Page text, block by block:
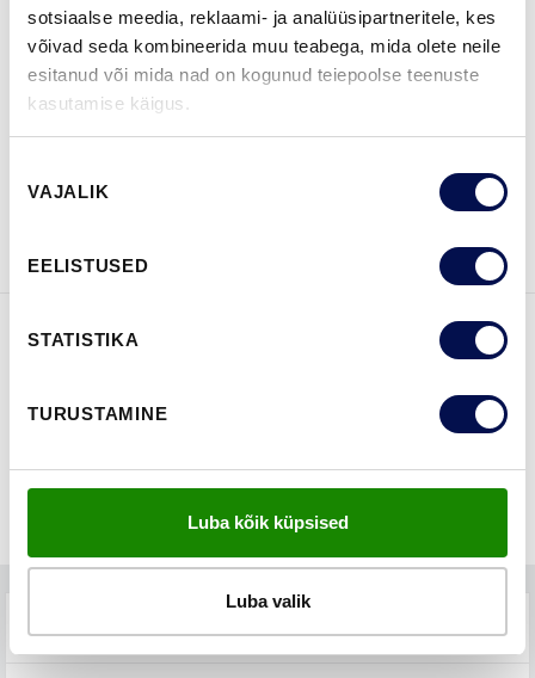
sotsiaalse meedia, reklaami- ja analüüsipartneritele, kes
võivad seda kombineerida muu teabega, mida olete neile
esitanud või mida nad on kogunud teiepoolse teenuste
kasutamise käigus.
valik
VAJALIK
EELISTUSED
STATISTIKA
TURUSTAMINE
Luba kõik küpsised
Luba valik
LEIA EDASIMÜÜJA
VAATA
Võta meiega
TEHNILINE KIRJELDUS